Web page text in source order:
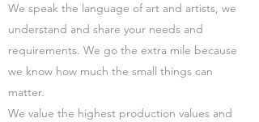
We speak the language of art and artists, we
understand and share your needs and
requirements. We go the extra mile because
we know how much the small things can
matter.
We value the highest production values and